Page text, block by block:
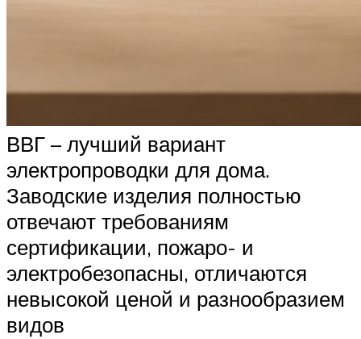
ВВГ – лучший вариант
электропроводки для дома.
Заводские изделия полностью
отвечают требованиям
сертификации, пожаро- и
электробезопасны, отличаются
невысокой ценой и разнообразием
видов